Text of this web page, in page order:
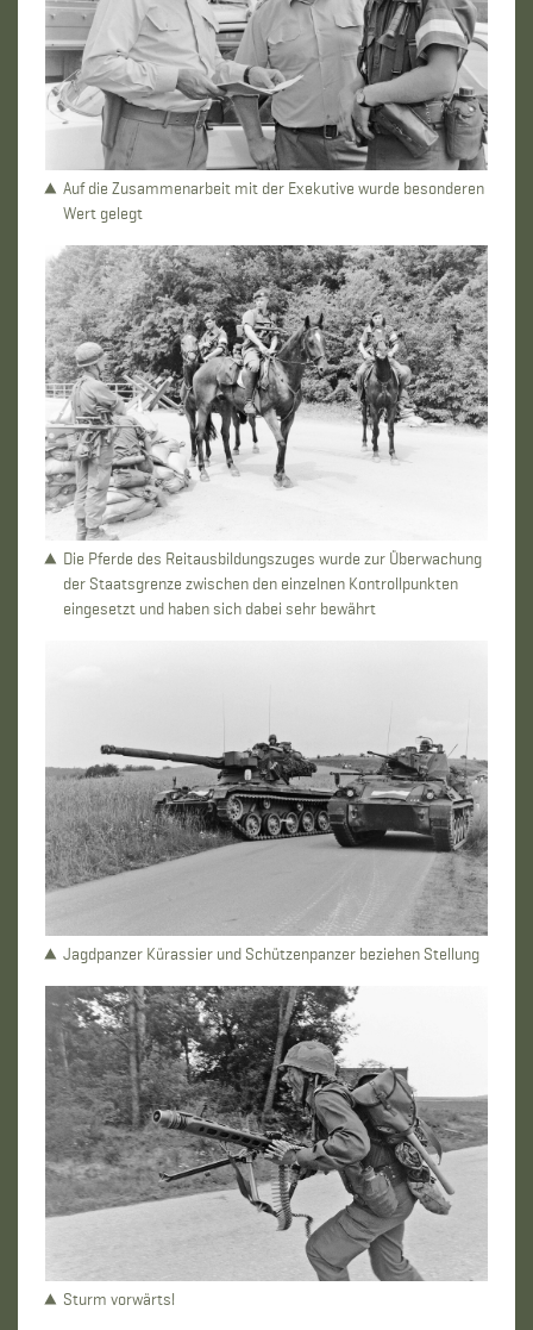
Auf die Zusammenarbeit mit der Exekutive wurde besonderen
Wert gelegt
Die Pferde des Reitausbildungszuges wurde zur Überwachung
der Staatsgrenze zwischen den einzelnen Kontrollpunkten
eingesetzt und haben sich dabei sehr bewährt
Jagdpanzer Kürassier und Schützenpanzer beziehen Stellung
Sturm vorwärts!